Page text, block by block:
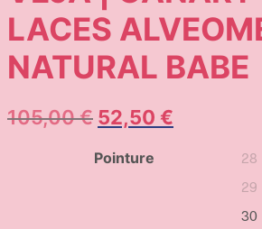
LACES
NATURAL BABE
105,00€ 52,50 €
Pointure
28
29
30